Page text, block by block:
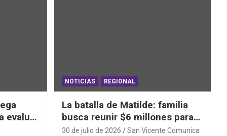
evaluar
el
NOTICIAS REGIONAL
La batalla de Matilde: familia
busca reunir $6 millones para
una cirugía que no puede
30 de julio de 2026 San Vicente Comunica